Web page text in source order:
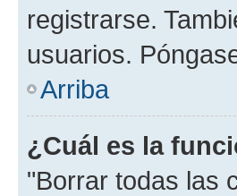
registrarse.
usuarios.
Arriba
¿Cuál es la
"Borrar todas las